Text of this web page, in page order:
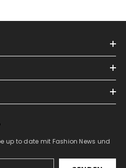
up to date mit Fashion News und